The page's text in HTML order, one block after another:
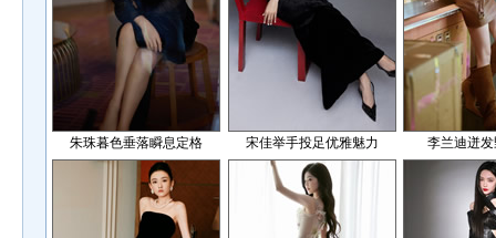
朱珠暮色垂落瞬息定格 宋佳举手投足优雅魅力 李兰迪迸